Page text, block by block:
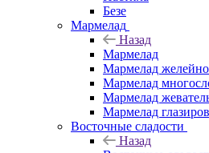
Безе
Мармелад
Назад
Мармелад
Мармелад
Мармелад
Мармелад
Мармелад
Восточные сладости
Назад